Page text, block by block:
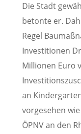
Die Stadt
betonte er.
Regel
Investitionen
Millionen Euro
an
vorgesehen
ÖPNV an den